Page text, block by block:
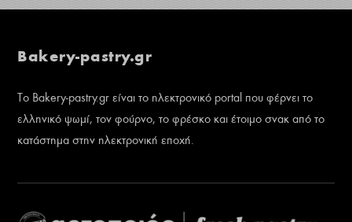
Bakery-pastry.gr
Το Bakery-pastry.gr είναι το ηλεκτρονικό portal που φέρνει το
ελληνικό ψωμί, τον φούρνο, το φρέσκο και έτοιμο σνακ από το
κατάστημα στην ηλεκτρονική εποχή.